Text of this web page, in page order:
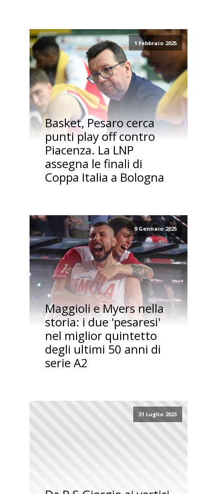
1 Febbraio 2025
Basket, Pesaro cerca
punti play off contro
Piacenza. La LNP
assegna le finali di
Coppa Italia a Bologna
9 Gennaio 2025
Maggioli e Myers nella
storia: i due 'pesaresi'
nel miglior quintetto
degli ultimi 50 anni di
serie A2
31 Luglio 2023